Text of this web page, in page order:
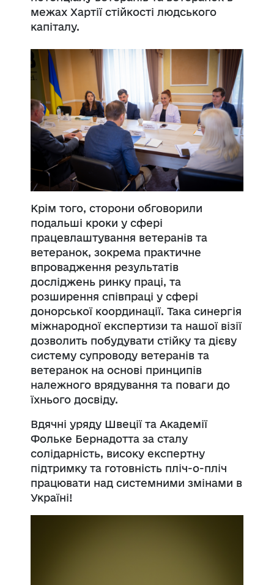
межах Хартії стійкості людського
капіталу.
Крім того, сторони обговорили
подальші кроки у сфері
працевлаштування ветеранів та
ветеранок, зокрема практичне
впровадження результатів
досліджень ринку праці, та
розширення співпраці у сфері
донорської координації. Така синергія
міжнародної експертизи та нашої візії
дозволить побудувати стійку та дієву
систему супроводу ветеранів та
ветеранок на основі принципів
належного врядування та поваги до
їхнього досвіду.
Вдячні уряду Швеції та Академії
Фольке Бернадотта за сталу
солідарність, високу експертну
підтримку та готовність пліч-о-пліч
працювати над системними змінами в
Україні!